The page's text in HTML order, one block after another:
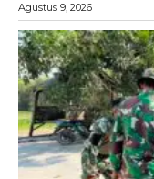
Agustus 9, 2026